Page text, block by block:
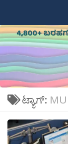
ಟ್ಯಾಗ್: